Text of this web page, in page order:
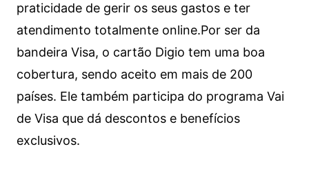
praticidade de gerir os seus gastos e ter
atendimento totalmente online.Por ser da
bandeira Visa, o cartão Digio tem uma boa
cobertura, sendo aceito em mais de 200
países. Ele também participa do programa Vai
de Visa que dá descontos e benefícios
exclusivos.